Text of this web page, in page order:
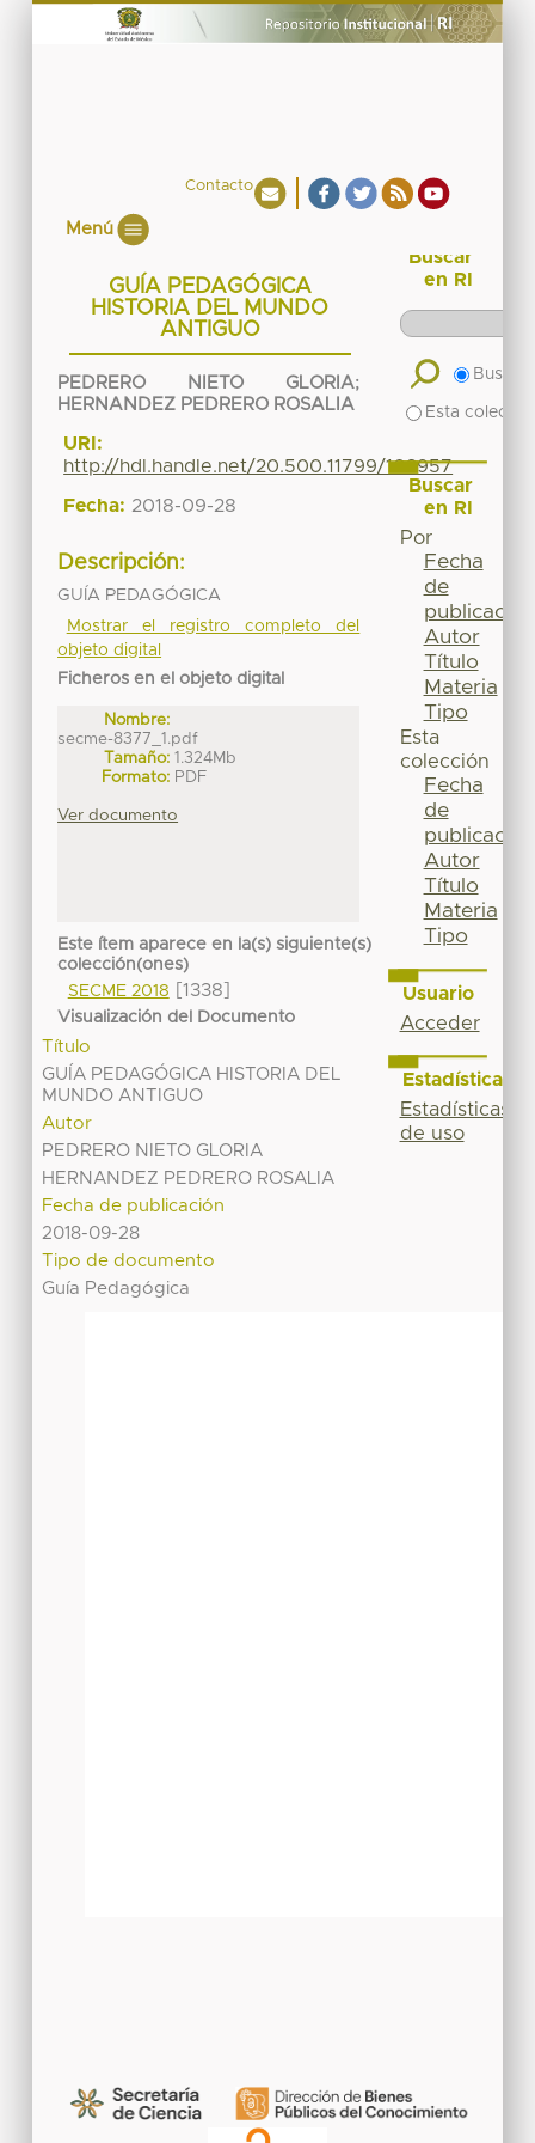
Contacto
Menú
GUÍA PEDAGÓGICA
HISTORIA DEL MUNDO
ANTIGUO
PEDRERO NIETO GLORIA;
HERNANDEZ PEDRERO ROSALIA
URI:
http://hdl.handle.net/20.500.11799/103957
Fecha: 2018-09-28
Descripción:
GUÍA PEDAGÓGICA
Mostrar el registro completo del
objeto digital
Ficheros en el objeto digital
Nombre:
secme-8377_1.pdf
Tamaño: 1.324Mb
Formato: PDF
Ver documento
Este ítem aparece en la(s) siguiente(s)
colección(ones)
SECME 2018
[1338]
Visualización del Documento
Título
GUÍA PEDAGÓGICA HISTORIA DEL
MUNDO ANTIGUO
Autor
PEDRERO NIETO GLORIA
HERNANDEZ PEDRERO ROSALIA
Fecha de publicación
2018-09-28
Tipo de documento
Guía Pedagógica
Buscar
en RI
Buscar
Esta
Buscar
en RI
Por
Fecha
de
publicación
Autor
Título
Materia
Tipo
Esta
colección
Fecha
de
publicación
Autor
Título
Materia
Tipo
Usuario
Acceder
Estadísticas
Estadísticas
de uso